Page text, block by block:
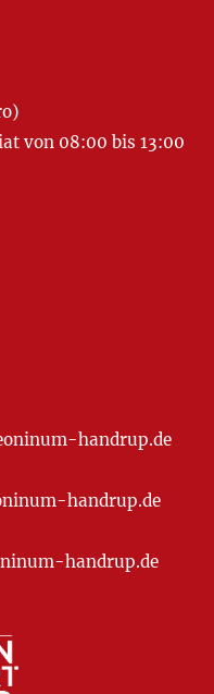
von 08:00 bis 13:00
handrup.de
handrup.de
handrup.de